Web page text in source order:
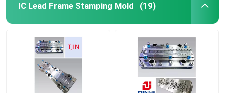
IC Lead Frame Stamping Mold (19)